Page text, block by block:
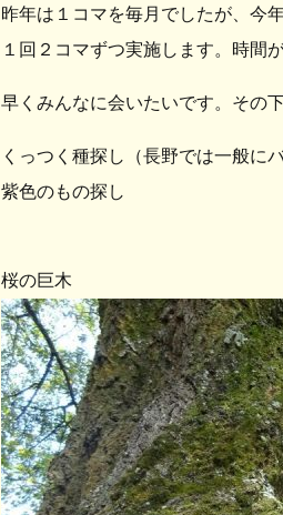
昨年は１コマを毎月でしたが、今
１回２コマずつ実施します。時間
早くみんなに会いたいです。その
くっつく種探し（長野では一般に
紫色のもの探し
桜の巨木